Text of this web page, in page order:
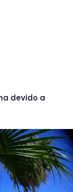
devido a